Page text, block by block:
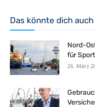
Das könnte dich
Nord-
für
26. März